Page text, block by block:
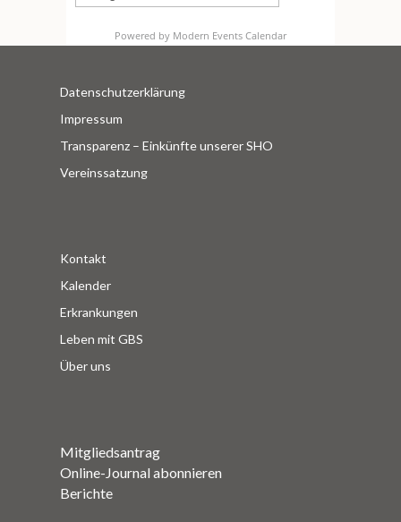
Powered by Modern Events Calendar
Datenschutzerklärung
Impressum
Transparenz – Einkünfte unserer SHO
Vereinssatzung
Kontakt
Kalender
Erkrankungen
Leben mit GBS
Über uns
Mitgliedsantrag
Online-Journal abonnieren
Berichte